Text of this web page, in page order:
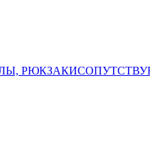
РЮКЗАКИ